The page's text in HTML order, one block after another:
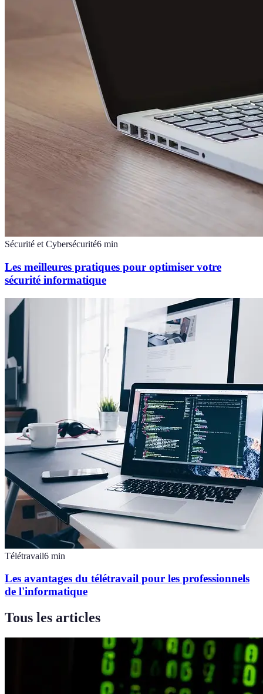
Sécurité et Cybersécurité6 min
Les meilleures pratiques pour optimiser votre
sécurité informatique
Télétravail6 min
Les avantages du télétravail pour les professionnels
de l'informatique
Tous les articles